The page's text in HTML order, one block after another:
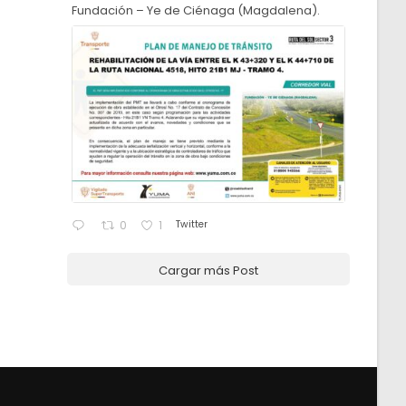
Fundación – Ye de Ciénaga (Magdalena).
0 1 Twitter
Cargar más Post